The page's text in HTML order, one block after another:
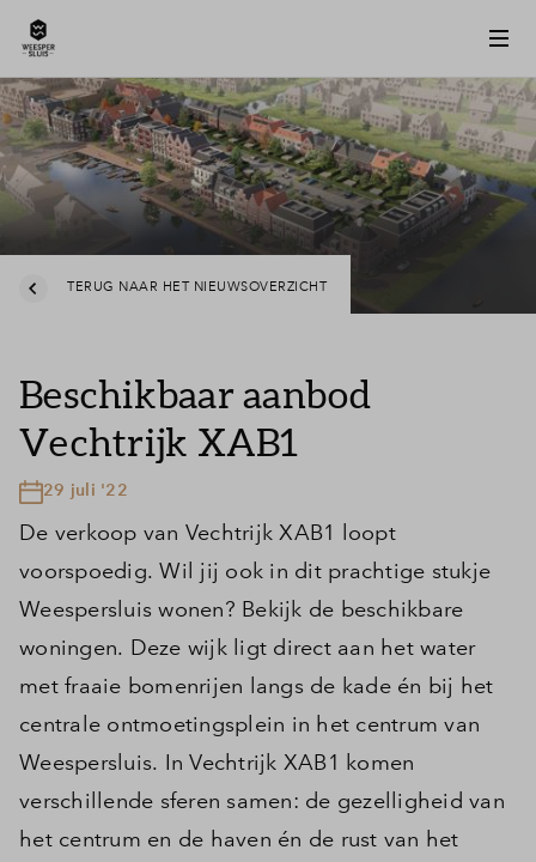
TERUG NAAR HET NIEUWSOVERZICHT
Beschikbaar aanbod
Vechtrijk XAB1
29 juli '22
De verkoop van Vechtrijk XAB1 loopt
voorspoedig. Wil jij ook in dit prachtige stukje
Weespersluis wonen? Bekijk de beschikbare
woningen. Deze wijk ligt direct aan het water
met fraaie bomenrijen langs de kade én bij het
centrale ontmoetingsplein in het centrum van
Weespersluis. In Vechtrijk XAB1 komen
verschillende sferen samen: de gezelligheid van
het centrum en de haven én de rust van het